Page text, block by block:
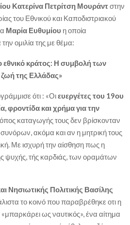
Κατερίνα Πετρίτση Μουράντστην
του Εθνικού και Καποδιστριακού
Μαρία Ευθυμίου η οποία
ομιλία της με θέμα:
εθνικό κράτος: Η συμβολή των
της Ελλάδας»
ότι : «Οιευεργέτες του 19ου
φροντίδα και χρήμα για την
καταγωγής τους δεν βρίσκονταν
ακόμα και αν η μητρική τους
Με ισχυρή την αίσθηση πως η
ψυχής, τής καρδιάς, των οραμάτων
Νησιωτικής Πολιτικής Βασίλης
το κοινό που παραβρέθηκε οτι η
ως ναυτικός», ένα αίτημα